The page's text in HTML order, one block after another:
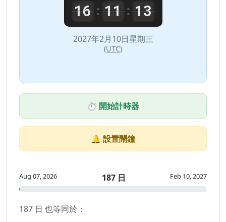
16: 11: 13
2027年2月10日星期三
(UTC)
⏱️ 開始計時器
🔔 設置鬧鐘
Aug 07, 2026 187 日 Feb 10, 2027
187 日 也等同於：